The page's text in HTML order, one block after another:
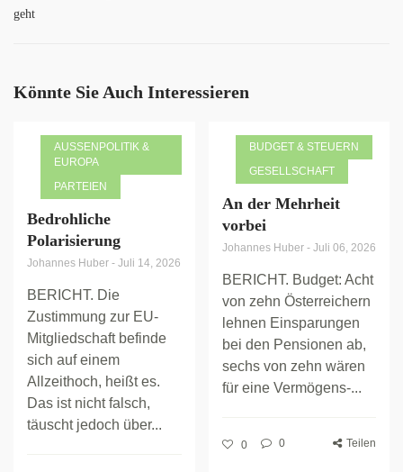
geht
Könnte Sie Auch Interessieren
AUSSENPOLITIK & E
UROPA
PARTEIEN
Bedrohliche
Polarisierung
Johannes Huber - Juli 14, 2026
BERICHT. Die
Zustimmung zur EU-
Mitgliedschaft befinde
sich auf einem
Allzeithoch, heißt es.
Das ist nicht falsch,
täuscht jedoch über...
BUDGET & STEUERN
GESELLSCHAFT
An der Mehrheit
vorbei
Johannes Huber - Juli 06, 2026
BERICHT. Budget: Acht
von zehn Österreichern
lehnen Einsparungen
bei den Pensionen ab,
sechs von zehn wären
für eine Vermögens-...
0 0 Teilen